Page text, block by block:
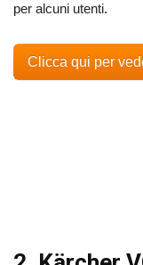
per alcuni utenti.
Clicca qui per